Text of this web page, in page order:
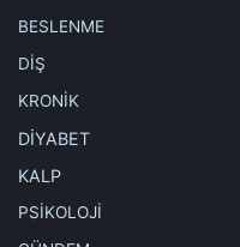
SORU: Miyomlar ağrı
CEVAP:Büyük miyomlar
ağrılarına, sık idrara
neden olabilir. Ancak,
BESLENME
DİŞ
KRONİK
DİYABET
KALP
PSİKOLOJİ